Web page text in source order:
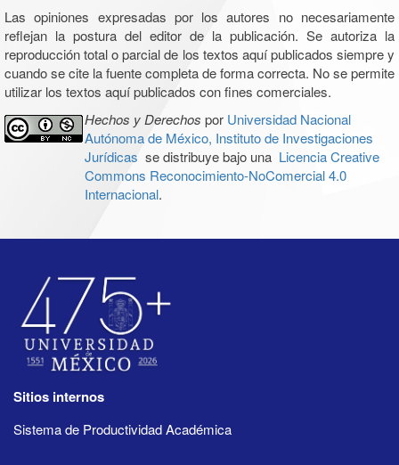
Las opiniones expresadas por los autores no necesariamente
reflejan la postura del editor de la publicación. Se autoriza la
reproducción total o parcial de los textos aquí publicados siempre y
cuando se cite la fuente completa de forma correcta. No se permite
utilizar los textos aquí publicados con fines comerciales.
Hechos y Derechos por Universidad Nacional
Autónoma de México, Instituto de Investigaciones
Jurídicas se distribuye bajo una Licencia Creative
Commons Reconocimiento-NoComercial 4.0
Internacional.
Sitios internos
Sistema de Productividad Académica